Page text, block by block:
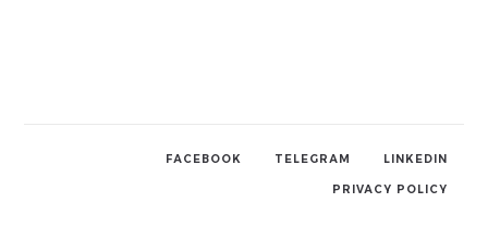
LINKEDIN
TELEGRAM
FACEBOOK
PRIVACY POLICY